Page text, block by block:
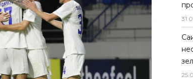
31.
25.